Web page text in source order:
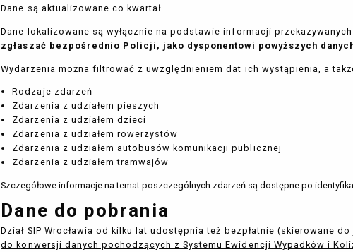
Dane są aktualizowane co kwartał.
Dane lokalizowane są wyłącznie na podstawie informacji
zgłaszać bezpośrednio Policji, jako dysponentowi powyższych
Wydarzenia można filtrować z uwzględnieniem dat ich wystąpienia, a
Rodzaje zdarzeń
Zdarzenia z udziałem pieszych
Zdarzenia z udziałem dzieci
Zdarzenia z udziałem rowerzystów
Zdarzenia z udziałem autobusów komunikacji publicznej
Zdarzenia z udziałem tramwajów
Szczegółowe informacje na temat poszczególnych zdarzeń są dostępne po
Dane do pobrania
Dział SIP Wrocławia od kilku lat udostępnia też bezpłatnie (skierowane
do konwersji danych pochodzących z Systemu Ewidencji Wypadków i